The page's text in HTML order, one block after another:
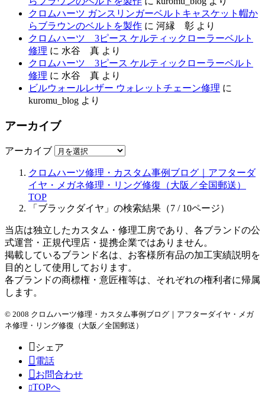
クロムハーツ ガンスリンガーベルトキャスケット帽か
らブラウンのベルトを製作 に 河縁 彰 より
クロムハーツ 3ピース ケルティックローラーベルト
修理 に 水谷 真 より
クロムハーツ 3ピース ケルティックローラーベルト
修理 に 水谷 真 より
ビルウォールレザー ウォレットチェーン修理 に
kuromu_blog より
アーカイブ
アーカイブ
クロムハーツ修理・カスタム事例ブログ｜アフターダ
イヤ・メガネ修理・リング修復（大阪／全国郵送）
TOP
「ブラックダイヤ」の検索結果（7 / 10ページ）
当店は独立したカスタム・修理工房であり、各ブランドの公
式運営・正規代理店・提携企業ではありません。
掲載しているブランド名は、お客様所有品の加工実績説明を
目的として使用しております。
各ブランドの商標権・意匠権等は、それぞれの権利者に帰属
します。
© 2008 クロムハーツ修理・カスタム事例ブログ｜アフターダイヤ・メガ
ネ修理・リング修復（大阪／全国郵送）
シェア
電話
お問合わせ
TOPへ